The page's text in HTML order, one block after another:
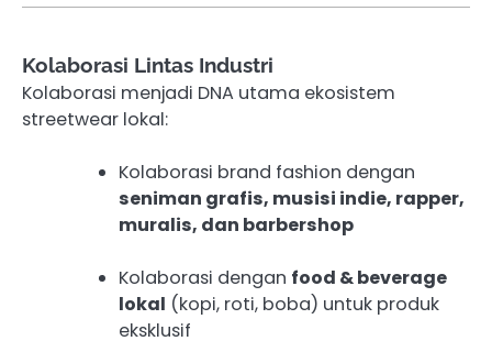
Kolaborasi Lintas Industri
Kolaborasi menjadi DNA utama ekosistem
streetwear lokal:
Kolaborasi brand fashion dengan
seniman grafis, musisi indie, rapper,
muralis, dan barbershop
Kolaborasi dengan food & beverage
lokal (kopi, roti, boba) untuk produk
eksklusif